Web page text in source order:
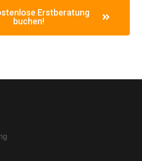
Erstberatung
buchen!